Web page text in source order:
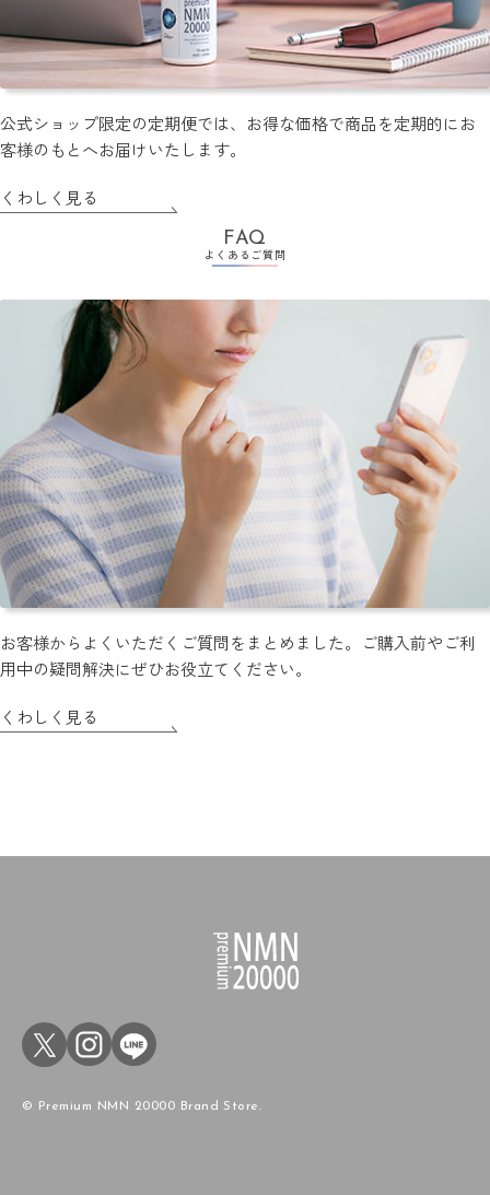
公式ショップ限定の定期便では、お得な価格で商品を定期的にお
客様のもとへお届けいたします。
くわしく見る
FAQ
よくあるご質問
お客様からよくいただくご質問をまとめました。ご購入前やご利
用中の疑問解決にぜひお役立てください。
くわしく見る
© Premium NMN 20000 Brand Store.